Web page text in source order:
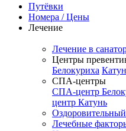
Путёвки
Номера / Цены
Лечение
Лечение в
Центры
Белокуриха
СПА-центры
СПА-центр
центр Катунь
Лечебные